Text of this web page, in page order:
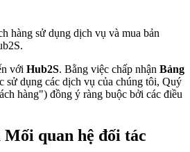
hàng sử dụng dịch vụ và mua bản
với Hub2S. Bằng việc chấp nhận Bảng
sử dụng các dịch vụ của chúng tôi, Quý
hàng") đồng ý ràng buộc bởi các điều
quan hệ đối tác